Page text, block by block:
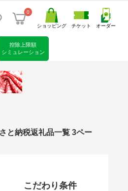
0
ショッピング チケット オーダー
控除上限額
シミュレーション
と納税返礼品一覧 3ペー
こだわり条件